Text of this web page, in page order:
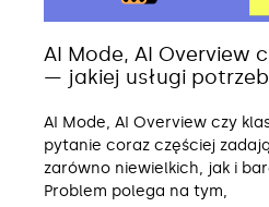
AI Mode, AI Overview
— jakiej usługi
AI Mode, AI Overview czy
pytanie coraz częściej
zarówno niewielkich, jak i
Problem polega na tym,